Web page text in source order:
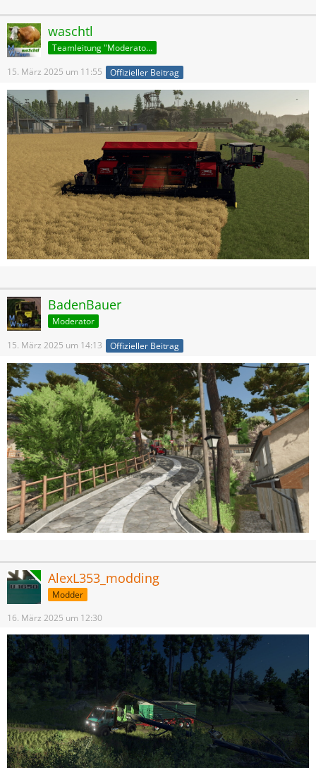
waschtl
Teamleitung "Moderatoren"
15. März 2025 um 11:55 Offizieller Beitrag
BadenBauer
Moderator
15. März 2025 um 14:13 Offizieller Beitrag
Online AlexL353_modding
Modder
16. März 2025 um 12:30